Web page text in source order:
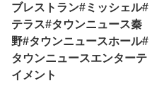
ブレストラン#ミッシェル#
テラス#タウンニュース秦
野#タウンニュースホール#
タウンニュースエンターテ
イメント